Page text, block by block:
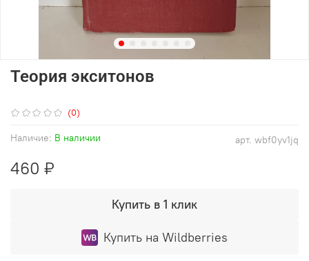
(0)
арт. wbf0yv1jq
Наличие: В наличии
Теория экситонов
460 ₽
Купить в 1 клик
Купить на Wildberries